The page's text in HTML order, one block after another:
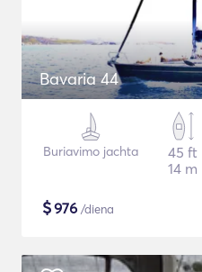
Bavaria 44
Buriavimo jachta
45 ft
14 m
$976 /diena